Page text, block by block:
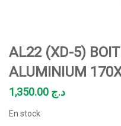
AL22 (XD-5)
ALUMINIUM
د.ج
En stock